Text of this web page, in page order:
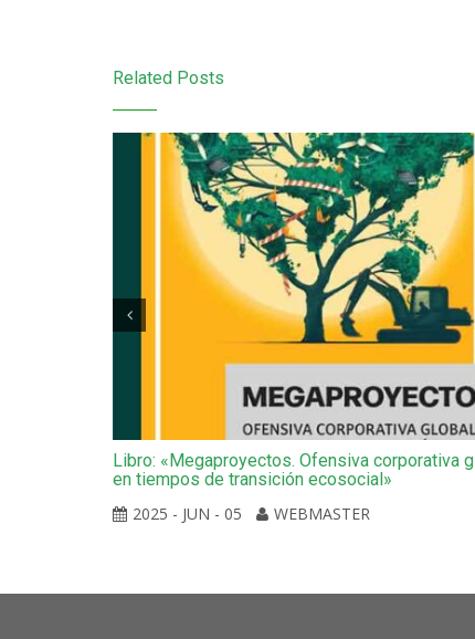
Related Posts
Libro: «Megaproyectos. Ofensiva corporativa
en tiempos de transición ecosocial»
2025 - JUN - 05
WEBMASTER